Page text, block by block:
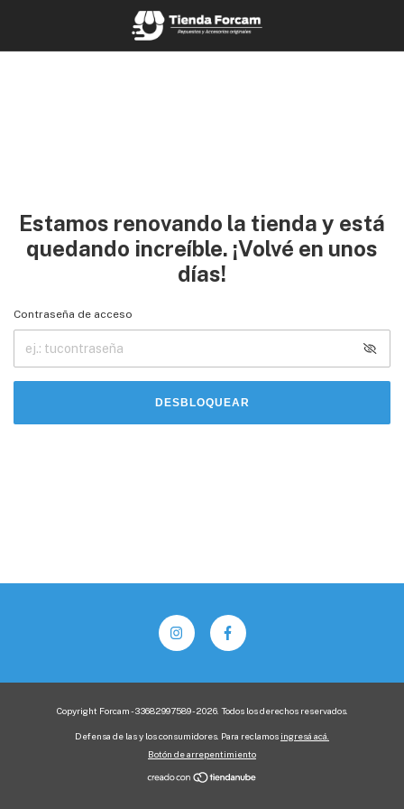
Estamos renovando la tienda y está
quedando increíble. ¡Volvé en unos
días!
Contraseña de acceso
DESBLOQUEAR
Copyright Forcam - 33682997589 - 2026. Todos los derechos reservados.
Defensa de las y los consumidores. Para reclamos ingresá acá.
Botón de arrepentimiento